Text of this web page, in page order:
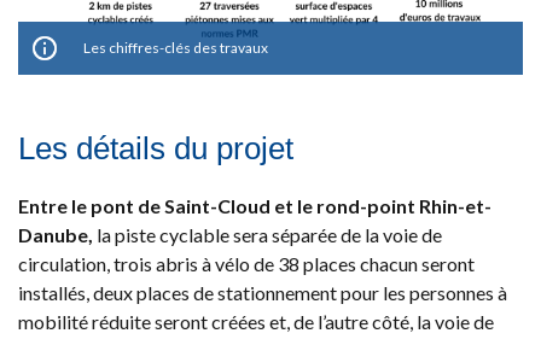
Les chiffres-clés des travaux
Les détails du projet
Entre le pont de Saint-Cloud et le rond-point Rhin-et-
Danube, la piste cyclable sera séparée de la voie de
circulation, trois abris à vélo de 38 places chacun seront
installés, deux places de stationnement pour les personnes à
mobilité réduite seront créées et, de l’autre côté, la voie de